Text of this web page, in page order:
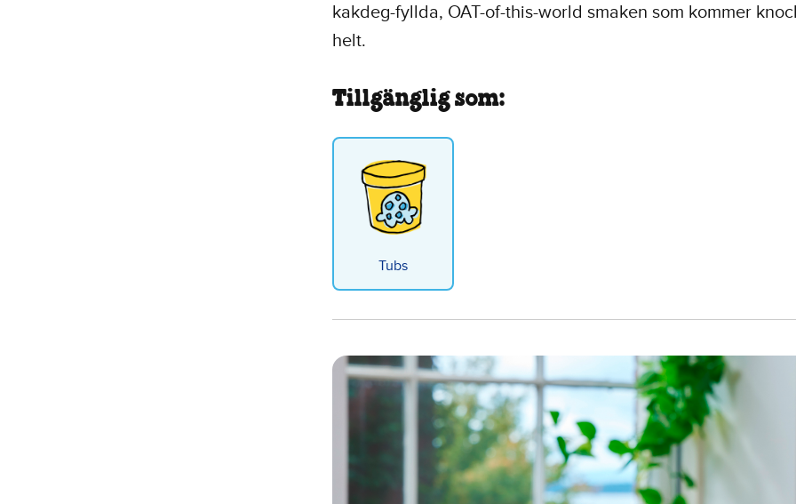
kakdeg-fyllda, OAT-of-this-world smaken som kommer
helt.
Tillgänglig som:
Tubs
Cookies on Cookie Dough